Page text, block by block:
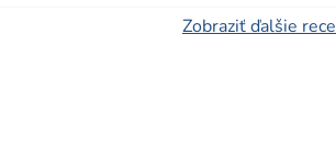
Zobraziť ďalšie